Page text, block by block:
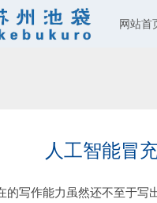
网站首
人工智能冒
的写作能力虽然还不至于